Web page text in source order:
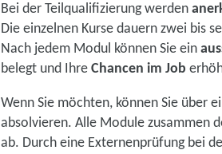
Bei der Teilqualifizierung werden
Die einzelnen Kurse dauern zwei bis
Nach jedem Modul können Sie ein
belegt und Ihre Chancen im Job
Wenn Sie möchten, können Sie über
absolvieren. Alle Module zusammen
ab. Durch eine Externenprüfung bei